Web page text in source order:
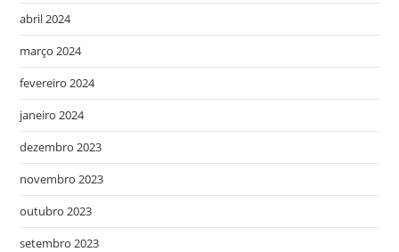
abril 2024
março 2024
fevereiro 2024
janeiro 2024
dezembro 2023
novembro 2023
outubro 2023
setembro 2023